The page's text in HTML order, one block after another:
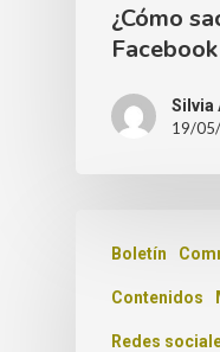
¿Cómo
Silvia
19/
Boletín
Contenidos
Redes